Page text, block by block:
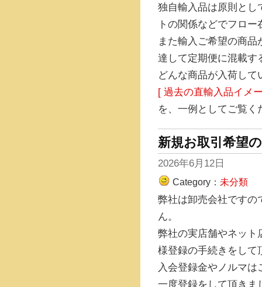
独自輸入品は原則とし
トの関係などでフロ
また輸入ご希望の商
達して定期便に混載す
どんな商品が入荷して
[ 過去の直輸入品イメ
を、一例としてご覧く
新規お取引希望
2026年6月12日
Category： 未分類
弊社は卸売会社ですの
ん。
弊社の実店舗やネット
様登録の手続きをして
入会登録金やノルマは
一度登録をして頂きま